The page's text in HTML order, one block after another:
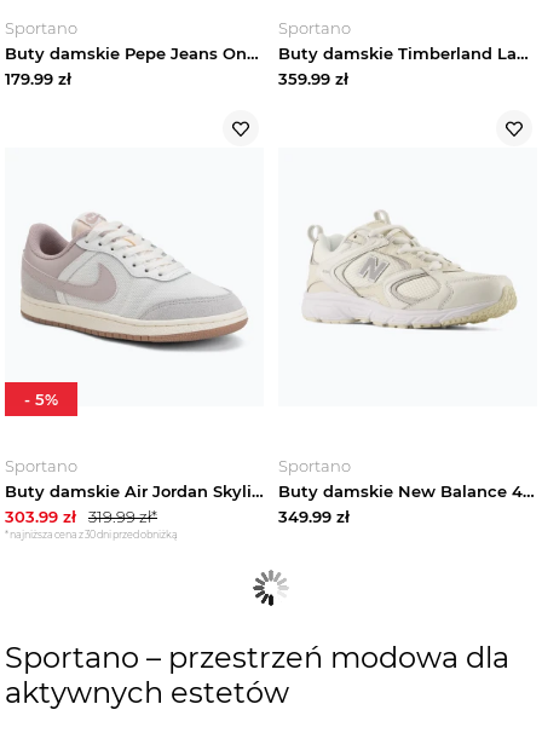
Sportano
Buty damskie Pepe Jeans Once Twill white
179.99 zł
Sportano
Buty damskie Timberland Laurel Court High Top Lace black full grain
359.99 zł
Sportano
Buty damskie Air Jordan Skyline Low summit white / neutral grey / particle rose
303.99 zł 319.99zł*
*najniższa cena z 30 dni przed obniżką
- 5%
Sportano
Buty damskie New Balance 408's V1 sea salt / grey matter Biały
349.99 zł
Sportano – przestrzeń modowa dla
aktywnych estetów